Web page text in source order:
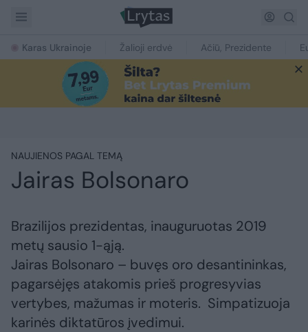
Karas Ukrainoje Žalioji erdvė Ačiū, Prezidente
NAUJIENOS PAGAL TEMĄ
Jairas Bolsonaro
Brazilijos prezidentas, inauguruotas 2019
metų sausio 1-ąją.
Jairas Bolsonaro – buvęs oro desantininkas,
pagarsėjęs atakomis prieš progresyvias
vertybes, mažumas ir moteris. Simpatizuoja
karinės diktatūros įvedimui.